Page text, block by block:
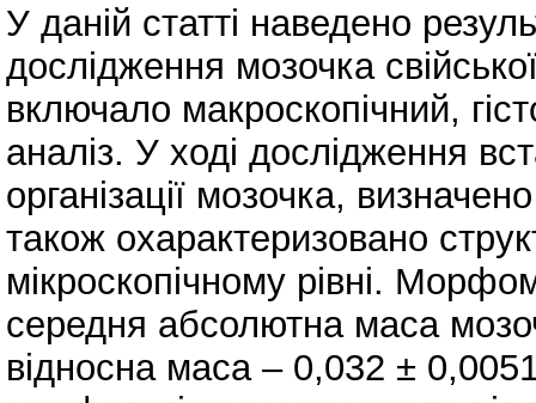
У даній статті наведено
дослідження мозочка
включало макроскопічний,
аналіз. У ході дослідження
організації мозочка,
також охарактеризовано
мікроскопічному рівні.
середня абсолютна маса
відносна маса – 0,032 ±